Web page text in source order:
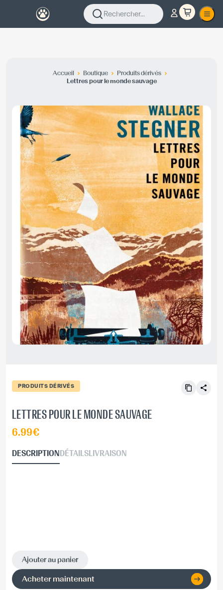
Rechercher...
Accueil Boutique
Produits dérivés
Lettres pour le monde sauvage
PRODUITS DÉRIVÉS
LETTRES POUR LE MONDE SAUVAGE
6.99€
DESCRIPTIONDÉTAILSLIVRAISON
Ajouter au panier
Acheter maintenant